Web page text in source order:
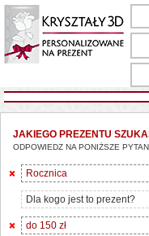
JAKIEGO PREZENTU
ODPOWIEDZ NA PONIŻSZE
Rocznica
Dla kogo jest to prezent?
do 150 zł